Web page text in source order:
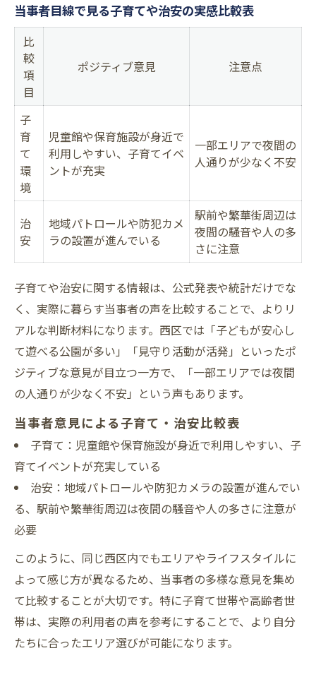
リアルな生活感に迫る当事者意見の重要性
生活の実態を知る当事者意見の比較表
当事者意見から見た生活利便性のポイント
制度選びを迷うなら当事者の体験がヒントに
利用者目線で分かる制度の選び方比較表
当事者体験談を活かした制度選びの工夫
迷ったときに役立つ当事者の声まとめ
当事者の経験をもとにした制度活用術
西区で安心を築く当事者意見の具体的活用法
当事者意見で安心な暮らしを実現する方法
西区の生活選びに役立つ当事者意見活用例
表
相談先選びで当事者の声をどう活かすか
当事者の体験談を日々の選択に生かすコツ
行政と当事者意見を組み合わせた判断術
当事者目線で見る子育てや治安の実感比較表
比
較
項
目
ポジティブ意見 注意点
子
育
て
環
境
児童館や保育施設が身近で
利用しやすい、子育てイベ
ントが充実
一部エリアで夜間の
人通りが少なく不安
治
安
地域パトロールや防犯カメ
ラの設置が進んでいる
駅前や繁華街周辺は
夜間の騒音や人の多
さに注意
子育てや治安に関する情報は、公式発表や統計だけでな
く、実際に暮らす当事者の声を比較することで、よりリ
アルな判断材料になります。西区では「子どもが安心し
て遊べる公園が多い」「見守り活動が活発」といったポ
ジティブな意見が目立つ一方で、「一部エリアでは夜間
の人通りが少なく不安」という声もあります。
当事者意見による子育て・治安比較表
子育て：児童館や保育施設が身近で利用しやすい、子
育てイベントが充実している
治安：地域パトロールや防犯カメラの設置が進んでい
る、駅前や繁華街周辺は夜間の騒音や人の多さに注意が
必要
このように、同じ西区内でもエリアやライフスタイルに
よって感じ方が異なるため、当事者の多様な意見を集め
て比較することが大切です。特に子育て世帯や高齢者世
帯は、実際の利用者の声を参考にすることで、より自分
たちに合ったエリア選びが可能になります。